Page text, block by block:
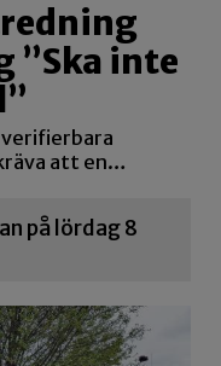
”Ska inte
verifierbara
att en…
på lördag 8